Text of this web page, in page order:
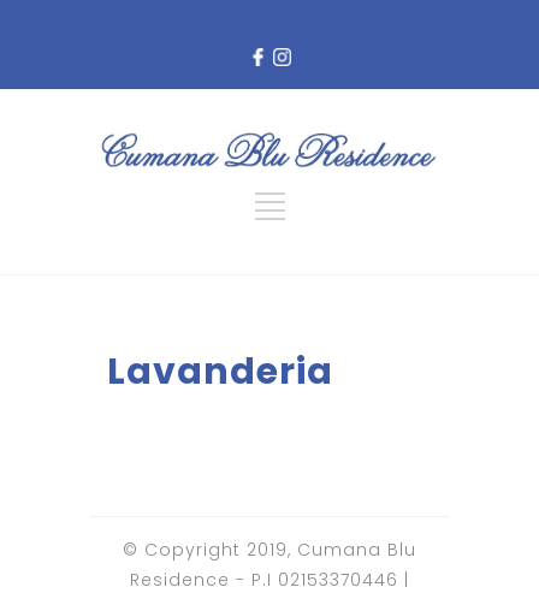
Lavanderia
© Copyright 2019, Cumana Blu
Residence - P.I 02153370446 |